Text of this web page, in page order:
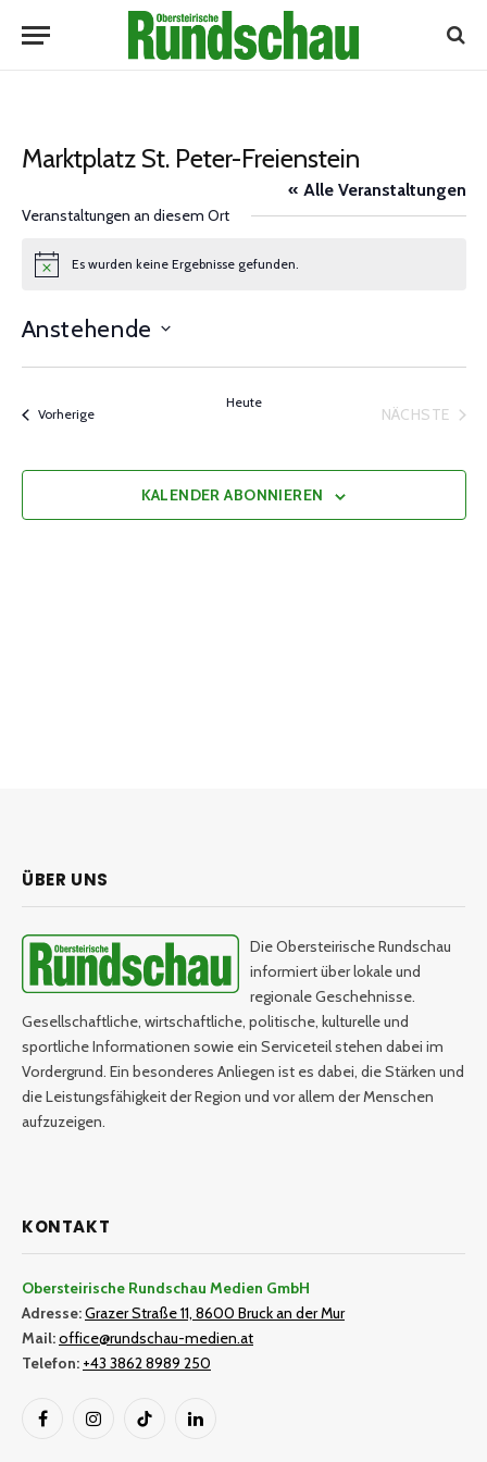
Marktplatz St. Peter-Freienstein
« Alle Veranstaltungen
Veranstaltungen an diesem Ort
Notice Es wurden keine Ergebnisse gefunden.
Anstehende
VorherigeVeranstaltungen
Heute
NÄCHSTE
KALENDER ABONNIEREN
ÜBER UNS
Die Obersteirische Rundschau
informiert über lokale und
regionale Geschehnisse.
Gesellschaftliche, wirtschaftliche, politische, kulturelle und
sportliche Informationen sowie ein Serviceteil stehen dabei im
Vordergrund. Ein besonderes Anliegen ist es dabei, die Stärken und
die Leistungsfähigkeit der Region und vor allem der Menschen
aufzuzeigen.
KONTAKT
Obersteirische Rundschau Medien GmbH
Adresse:Grazer Straße 11, 8600 Bruck an der Mur
Mail:office@rundschau-medien.at
Telefon: +43 3862 8989 250
FacebookInstagramTikTok LinkedIn